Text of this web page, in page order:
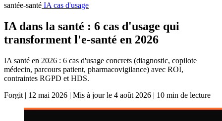
santée-santé IA cas d'usage
IA dans la santé : 6 cas d'usage qui
transforment l'e-santé en 2026
IA santé en 2026 : 6 cas d'usage concrets (diagnostic, copilote
médecin, parcours patient, pharmacovigilance) avec ROI,
contraintes RGPD et HDS.
Forgit | 12 mai 2026 | Mis à jour le 4 août 2026 | 10 min de lecture